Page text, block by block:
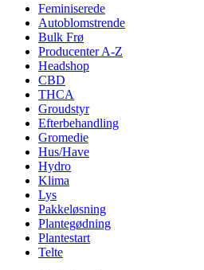
Feminiserede
Autoblomstrende
Bulk Frø
Producenter A-Z
Headshop
CBD
THCA
Groudstyr
Efterbehandling
Gromedie
Hus/Have
Hydro
Klima
Lys
Pakkeløsning
Plantegødning
Plantestart
Telte